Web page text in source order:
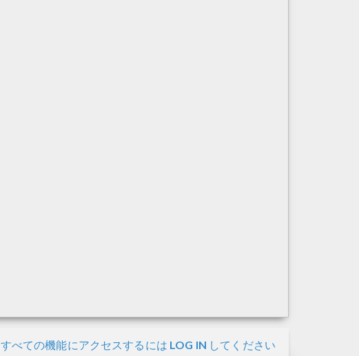
すべての機能にアクセスするには LOG IN してください